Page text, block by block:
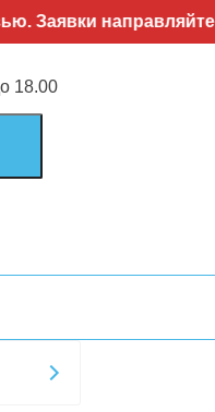
направляйте на
18.00